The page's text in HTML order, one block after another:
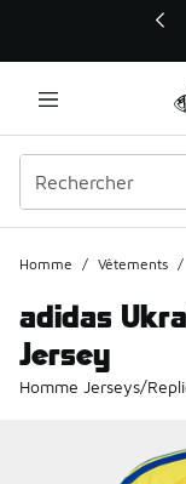
Ce lien ouvrira une
Homme / Vêtements /
adidas
Jersey
Homme Jerseys/